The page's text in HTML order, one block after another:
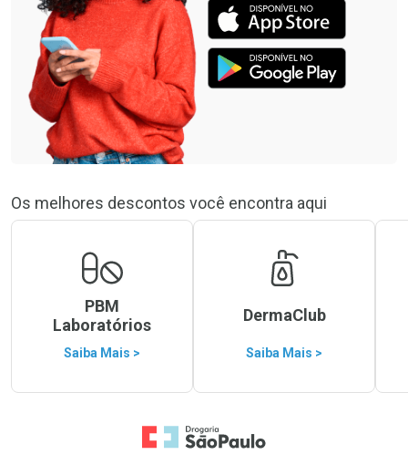
Os melhores descontos você encontra aqui
PBM
Laboratórios
Saiba Mais >
DermaClub
Saiba Mais >
Ir para a Home